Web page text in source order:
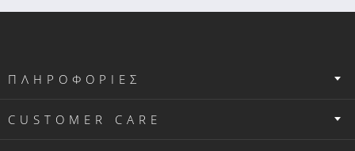
ΠΛΗΡΟΦΟΡΙΕΣ
CUSTOMER CARE